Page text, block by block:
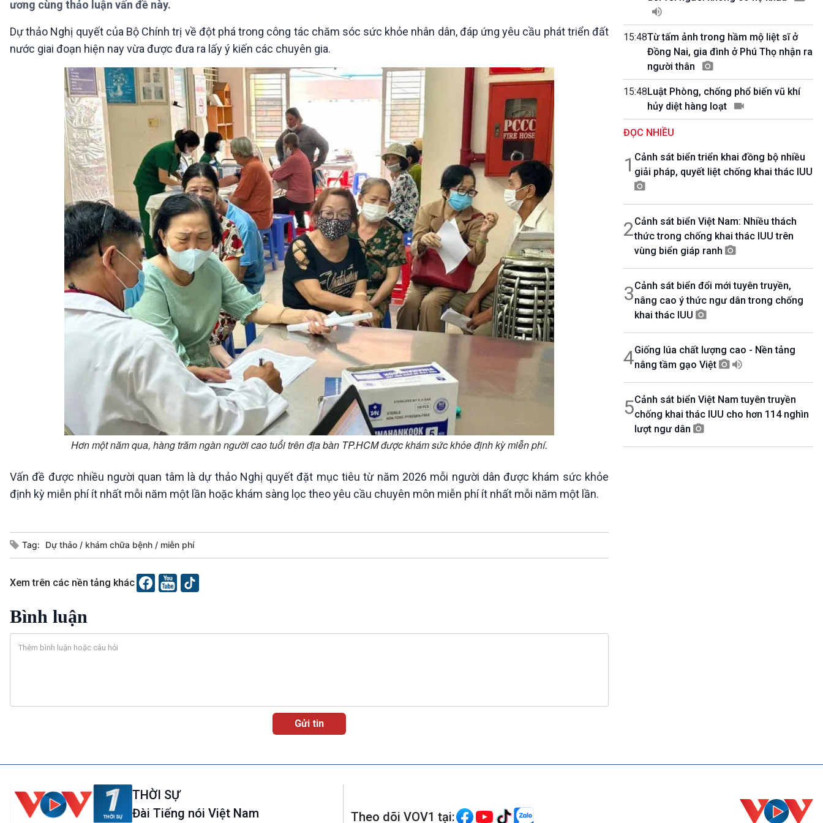
360 độ Sức khỏe
Tài nguyên và Môi trường
Chuyên gia của bạn
Xã hội chuyển động
Bước chân đến trường
Kết nối công nghệ
khí hậu
E-Magazine
10 phút Sự kiện - Luận bàn
Dòng chảy sự kiện
Đối thoại
Diễn đàn chủ nhật
Chuyện đêm
VOV1 đặc biệt
Thanh âm ký sự
Chân dung cuộc sống
Các chương trình đặc biệt
ương cùng thảo luận vấn đề này.
Dự thảo Nghị quyết của Bộ Chính trị về đột phá trong công tác chăm sóc sức khỏe nhân dân, đáp ứng yêu cầu phát triển đất
nước giai đoạn hiện nay vừa được đưa ra lấy ý kiến các chuyên gia.
Hơn một năm qua, hàng trăm ngàn người cao tuổi trên địa bàn TP.HCM được khám sức khỏe định kỳ miễn phí.
Vấn đề được nhiều người quan tâm là dự thảo Nghị quyết đặt mục tiêu từ năm 2026 mỗi người dân được khám sức khỏe
định kỳ miễn phí ít nhất mỗi năm một lần hoặc khám sàng lọc theo yêu cầu chuyên môn miễn phí ít nhất mỗi năm một lần.
Tag: Dự thảo khám chữa bệnh miễn phí
Xem trên các nền tảng khác
Bình luận
15:48Từ tấm ảnh trong hầm mộ liệt sĩ ở
Đồng Nai, gia đình ở Phú Thọ nhận ra
người thân
15:48Luật Phòng, chống phổ biến vũ khí
hủy diệt hàng loạt
ĐỌC NHIỀU
1 Cảnh sát biển triển khai đồng bộ nhiều
giải pháp, quyết liệt chống khai thác IUU
2Cảnh sát biển Việt Nam: Nhiều thách
thức trong chống khai thác IUU trên
vùng biển giáp ranh
3Cảnh sát biển đổi mới tuyên truyền,
nâng cao ý thức ngư dân trong chống
khai thác IUU
4Giống lúa chất lượng cao - Nền tảng
nâng tầm gạo Việt
5Cảnh sát biển Việt Nam tuyên truyền
chống khai thác IUU cho hơn 114 nghìn
lượt ngư dân
THỜI SỰ
Đài Tiếng nói Việt Nam
Theo dõi VOV1 tại: